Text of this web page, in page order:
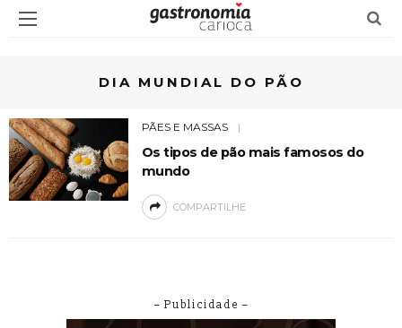
DIA MUNDIAL DO PÃO
PÃES E MASSAS
Os tipos de pão mais famosos do
mundo
COMPARTILHE
– Publicidade –